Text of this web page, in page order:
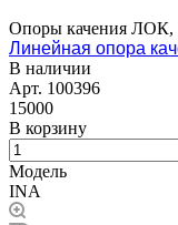
Опоры качения
Линейная опора
В наличии
Арт. 100396
15000
В корзину
Модель
INA